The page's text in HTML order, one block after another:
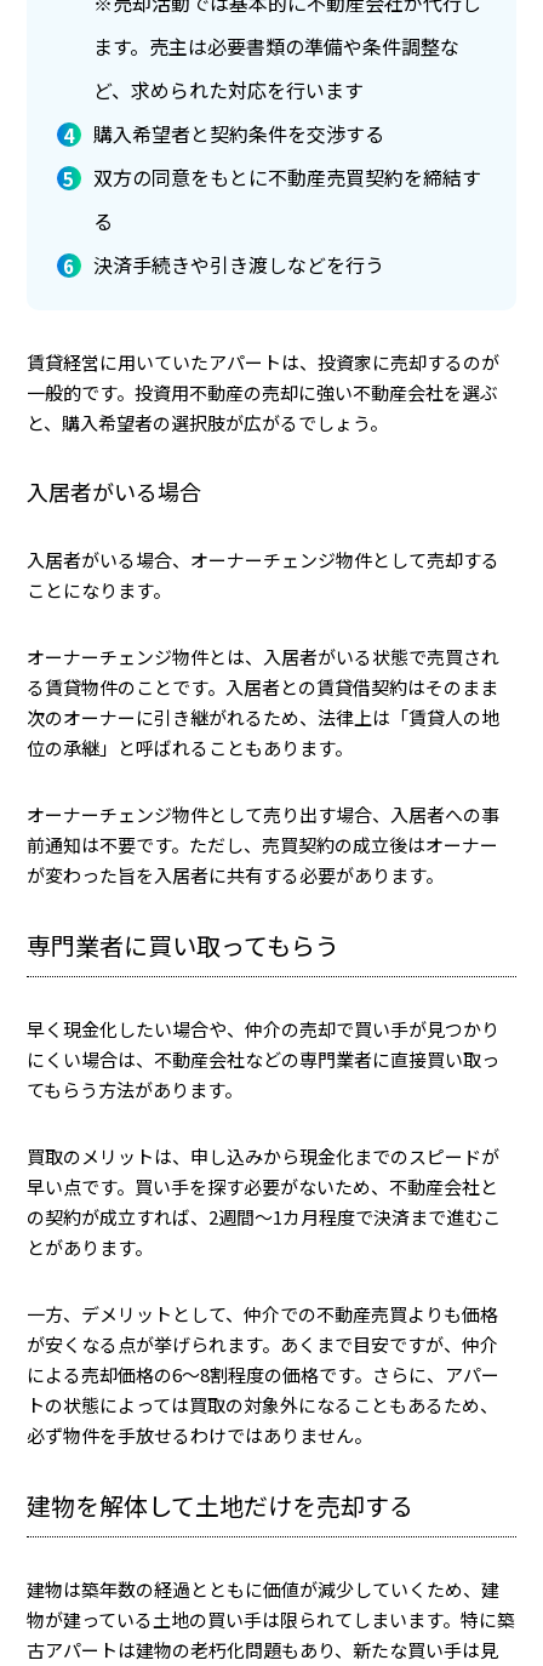
ます。売主は必要書類の準備や条件調整な
ど、求められた対応を行います
購入希望者と契約条件を交渉する
双方の同意をもとに不動産売買契約を締結す
る
決済手続きや引き渡しなどを行う
賃貸経営に用いていたアパートは、投資家に売却するのが
一般的です。投資用不動産の売却に強い不動産会社を選ぶ
と、購入希望者の選択肢が広がるでしょう。
入居者がいる場合
入居者がいる場合、オーナーチェンジ物件として売却する
ことになります。
オーナーチェンジ物件とは、入居者がいる状態で売買され
る賃貸物件のことです。入居者との賃貸借契約はそのまま
次のオーナーに引き継がれるため、法律上は「賃貸人の地
位の承継」と呼ばれることもあります。
オーナーチェンジ物件として売り出す場合、入居者への事
前通知は不要です。ただし、売買契約の成立後はオーナー
が変わった旨を入居者に共有する必要があります。
専門業者に買い取ってもらう
早く現金化したい場合や、仲介の売却で買い手が見つかり
にくい場合は、不動産会社などの専門業者に直接買い取っ
てもらう方法があります。
買取のメリットは、申し込みから現金化までのスピードが
早い点です。買い手を探す必要がないため、不動産会社と
の契約が成立すれば、2週間〜1カ月程度で決済まで進むこ
とがあります。
一方、デメリットとして、仲介での不動産売買よりも価格
が安くなる点が挙げられます。あくまで目安ですが、仲介
による売却価格の6〜8割程度の価格です。さらに、アパー
トの状態によっては買取の対象外になることもあるため、
必ず物件を手放せるわけではありません。
建物を解体して土地だけを売却する
建物は築年数の経過とともに価値が減少していくため、建
物が建っている土地の買い手は限られてしまいます。特に築
古アパートは建物の老朽化問題もあり、新たな買い手は見